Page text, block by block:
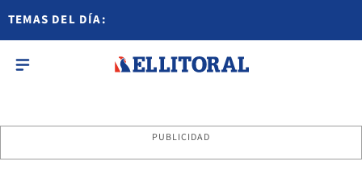
TEMAS DEL DÍA:
PUBLICIDAD